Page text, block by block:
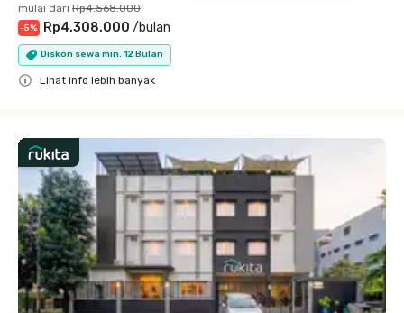
mulai dari Rp4.568.000
-5% Rp4.308.000 /bulan
Diskon sewa min. 12 Bulan
Lihat info lebih banyak